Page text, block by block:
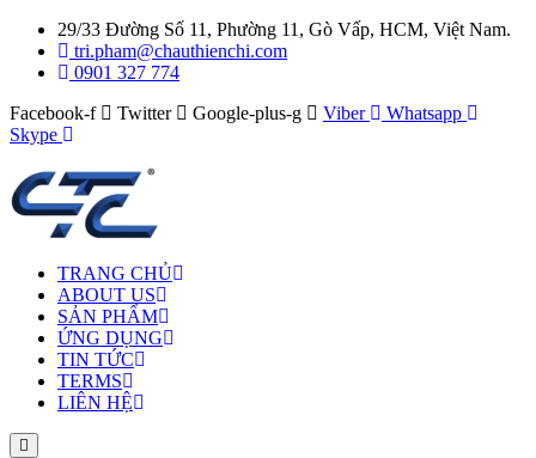
29/33 Đường Số 11, Phường 11, Gò Vấp, HCM, Việt Nam.
tri.pham@chauthienchi.com
0901 327 774
Facebook-f
Twitter Google-plus-g Viber
Whatsapp
Skype
TRANG CHỦ
ABOUT US
SẢN PHẨM
ỨNG DỤNG
TIN TỨC
TERMS
LIÊN HỆ